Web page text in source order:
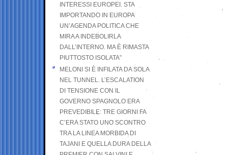
INTERESSI EUROPEI. STA
IMPORTANDO IN EUROPA
UN’AGENDA POLITICA CHE
MIRA A INDEBOLIRLA
DALL’INTERNO. MA È RIMASTA
PIUTTOSTO ISOLATA”
MELONI SI È INFILATA DA SOLA
NEL TUNNEL. L’ESCALATION
DI TENSIONE CON IL
GOVERNO SPAGNOLO ERA
PREVEDIBILE: TRE GIORNI FA
C’ERA STATO UNO SCONTRO
TRA LA LINEA MORBIDA DI
TAJANI E QUELLA DURA DELLA